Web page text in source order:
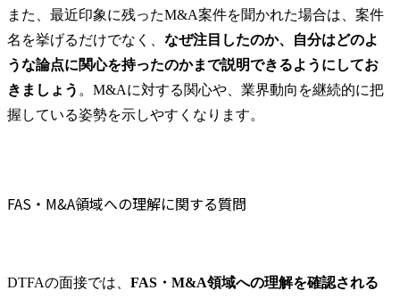
また、最近印象に残ったM&A案件を聞かれた場合は、案件
名を挙げるだけでなく、 なぜ注目したのか、自分はどのよ
うな論点に関心を持ったのかまで説明できるようにしてお
きましょう 。M&Aに対する関心や、業界動向を継続的に把
握している姿勢を示しやすくなります。
FAS・M&A領域への理解に関する質問
DTFAの面接では、 FAS・M&A領域への理解を確認される